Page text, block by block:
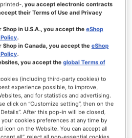
INLOGGEN
vergeten?
vele voordelen: sneller afhandelen, meer dan
en meer.
printed-,you accept electronic contracts
their Terms of Use and Privacy
in U.S.A., you accept theeShop
.
Shop in Canada, you accept theeShop
.
you accept theglobal Terms of
(including third-party cookies) to
experience possible, to improve,
and for statistics and advertising.
click on “Customize setting”, then on the
After this pop-in will be closed,
cookies preferences at any time by
icon on the Website. You can accept all